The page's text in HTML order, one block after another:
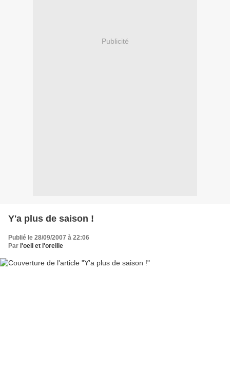
Publicité
Y'a plus de saison !
Publié le 28/09/2007 à 22:06
Par l'oeil et l'oreille